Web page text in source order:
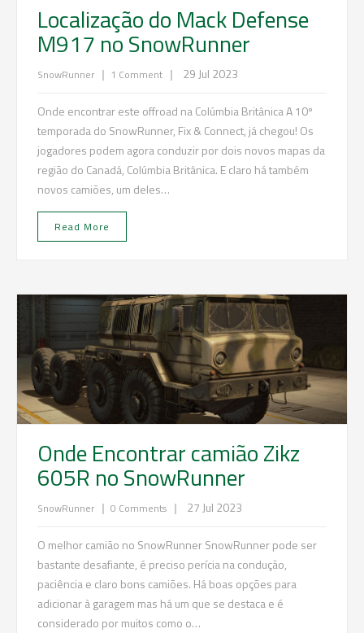
Localização do Mack Defense
M917 no SnowRunner
SnowRunner | 1 Comment | 29 Jul 2023
Onde encontrar este offroad na Colúmbia Britânica A 10º
temporada do SnowRunner, Fix & Connect, já chegou! Os
jogadores podem agora conduzir por dois novos mapas da
região do Canadá, Colúmbia Britânica. E claro há também
novos camiões, um deles…
Read More
Onde Encontrar camião Zikz
605R no SnowRunner
SnowRunner | 0 Comments | 27 Jul 2023
O melhor camião no SnowRunner SnowRunner pode ser
bastante desafiante, é preciso perícia na condução,
paciência e claro bons camiões. Há boas opções para
adicionar à garagem mas há um que se destaca e é
considerado por muitos como o…